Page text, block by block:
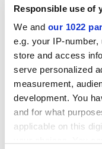
Responsible use of
We and our 1022
e.g. your IP-
store and access
serve personalized
measurement,
development. You
and for what
applicable on this
Der kürzlich
neuesten
gesamten Zyklus
Abschluss einer
Viertels über den
fertigen Produkt führt.
Unter diesem
bewussteres und
Konzept
, nicht nur bei
selbst, sondern auch
Verarbeitung und der